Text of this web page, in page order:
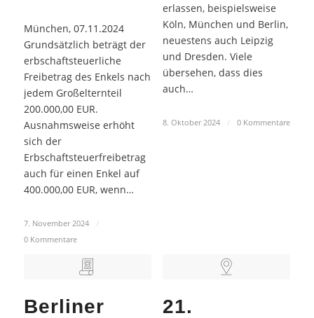
München, 07.11.2024
Grundsätzlich beträgt der
erbschaftsteuerliche
Freibetrag des Enkels nach
jedem Großelternteil
200.000,00 EUR.
Ausnahmsweise erhöht
sich der
Erbschaftsteuerfreibetrag
auch für einen Enkel auf
400.000,00 EUR, wenn…
7. November 2024
/
0 Kommentare
erlassen, beispielsweise
Köln, München und Berlin,
neuestens auch Leipzig
und Dresden. Viele
übersehen, dass dies
auch…
8. Oktober 2024 / 0 Kommentare
Berliner
21.